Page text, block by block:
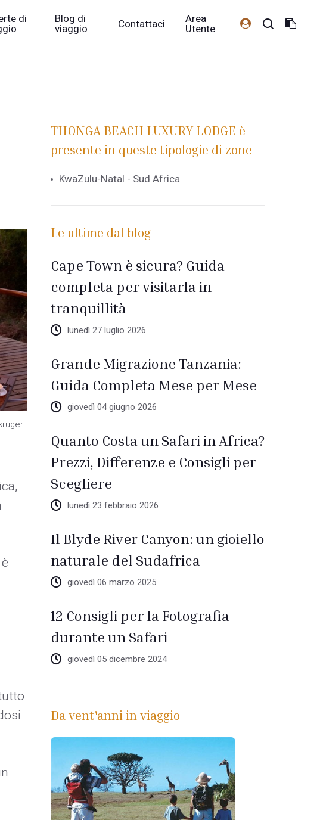
di Blog di
viaggio Contattaci Area
Utente
THONGA BEACH LUXURY LODGE è
presente in queste tipologie di zone
KwaZulu-Natal - Sud Africa
Le ultime dal blog
Cape Town è sicura? Guida
completa per visitarla in
tranquillità
lunedì 27 luglio 2026
Grande Migrazione Tanzania:
Guida Completa Mese per Mese
giovedì 04 giugno 2026
Quanto Costa un Safari in Africa?
Prezzi, Differenze e Consigli per
Scegliere
lunedì 23 febbraio 2026
Il Blyde River Canyon: un gioiello
naturale del Sudafrica
giovedì 06 marzo 2025
12 Consigli per la Fotografia
durante un Safari
giovedì 05 dicembre 2024
Da vent'anni in viaggio